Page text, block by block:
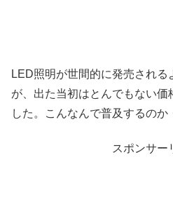
LED照明が世間的に発売され
が、出た当初はとんでもない
した。こんなんで普及するのか
スポンサー